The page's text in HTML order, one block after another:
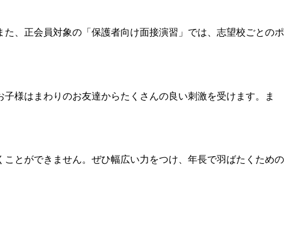
、正会員対象の「保護者向け面接演習」では、志望校ごとのポ
様はまわりのお友達からたくさんの良い刺激を受けます。ま
とができません。ぜひ幅広い力をつけ、年長で羽ばたくための